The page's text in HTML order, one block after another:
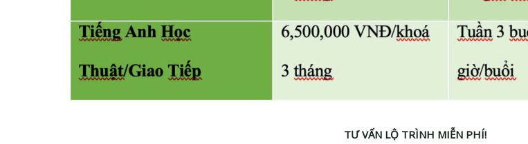
TƯ VẤN LỘ TRÌNH MIỄN PHÍ!